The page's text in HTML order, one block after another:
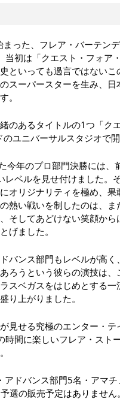
った、フレア・バーテン
初は「クエスト・フォア
といっても過言ではないこ
スーパースターを生み、
。
のあるタイトルの1つ「ク
ユニバーサルスタジオで開
今年のプロ部門決勝には、
ベルを見せ付けました。
オリジナリティを極め、
熱い戦いを制したのは、
そしてあどけない笑顔か
げました。
バンス部門もレベルが高
ろうという彼らの演技は
スベガスをはじめとする
り上がりました。
見せる究極のエンター・
時間に楽しいフレア・スト
ドバンス部門5名・アマ
選の販売予定はありません。